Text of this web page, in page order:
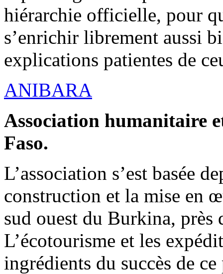
hiérarchie officielle, pour
s’enrichir librement aussi
explications patientes de
ANIBARA
Association humanitaire
Faso.
L’association s’est basée
construction et la mise en
sud ouest du Burkina,
L’écotourisme et les
ingrédients du succès de